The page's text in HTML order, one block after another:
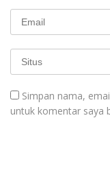
Simpan nama,
untuk komentar saya